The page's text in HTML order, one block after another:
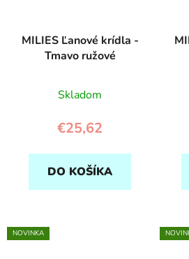
MILIES Ľanové krídla -
Tmavo ružové
Skladom
€25,62
DO KOŠÍKA
NOVINKA